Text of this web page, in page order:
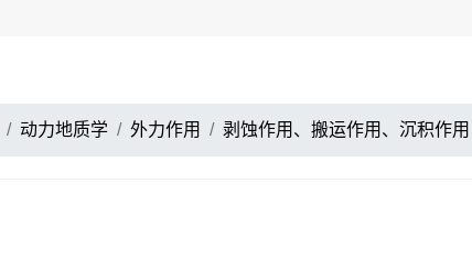
动力地质学 外力作用 剥蚀作用、搬运作用、沉积作用